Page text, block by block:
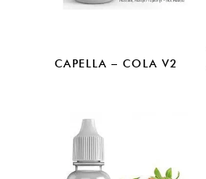
CAPELLA – COLA V2